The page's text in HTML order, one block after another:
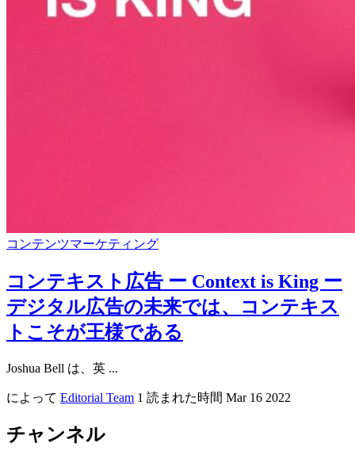
コンテンツマーケティング
コンテキスト広告 ー Context is King ー
デジタル広告の未来では、コンテキス
トこそが王様である
Joshua Bell は、英 ...
によって Editorial Team 1 読まれた時間 Mar 16 2022
チャンネル